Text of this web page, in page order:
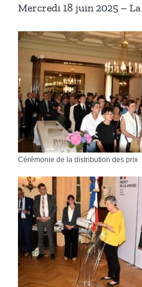
Mercredi 18 juin 2025 –
Cérémonie de la distribution des prix